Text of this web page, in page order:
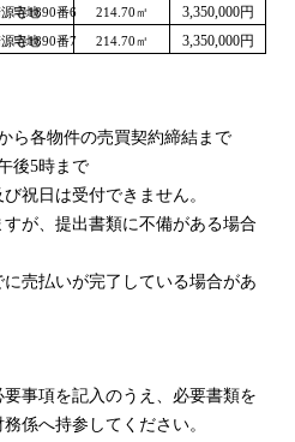
寺1890番6
宅地 214.70㎡
3,350,000円
寺1890番7
宅地 214.70㎡ 3,350,000円
ら各物件の売買契約締結まで
後5時まで
祝日は受付できません。
が、提出書類に不備がある場合
売払いが完了している場合があ
事項を記入のうえ、必要書類を
係へ持参してください。